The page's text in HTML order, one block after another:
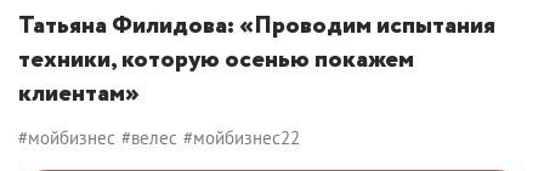
Татьяна Филидова: «Проводим испытания
техники, которую осенью покажем
клиентам»
#мойбизнес #велес #мойбизнес22